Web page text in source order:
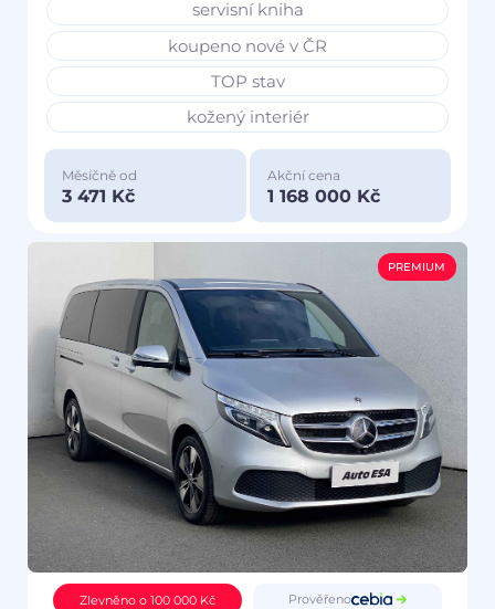
servisní kniha
koupeno nové v ČR
TOP stav
kožený interiér
Měsíčně od
3 471 Kč
Akční cena
1 168 000 Kč
PREMIUM
Zlevněno o 100 000 Kč Prověřeno